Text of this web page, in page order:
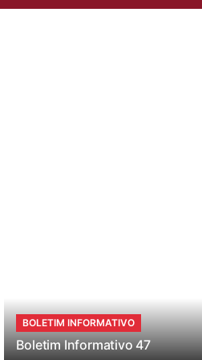
BOLETIM INFORMATIVO
Boletim Informativo 47